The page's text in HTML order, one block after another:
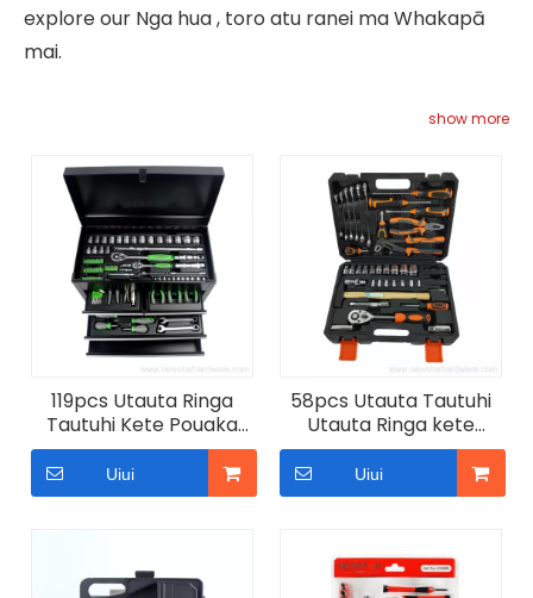
explore our Nga hua, toro atu ranei maWhakapā
mai.
show more
119pcs Utauta Ringa
Tautuhi Kete Pouaka
Pouaka
Whakataumaha
Uiui
58pcs Utauta Tautuhi
Utauta Ringa kete
taputapu whare
Uiui